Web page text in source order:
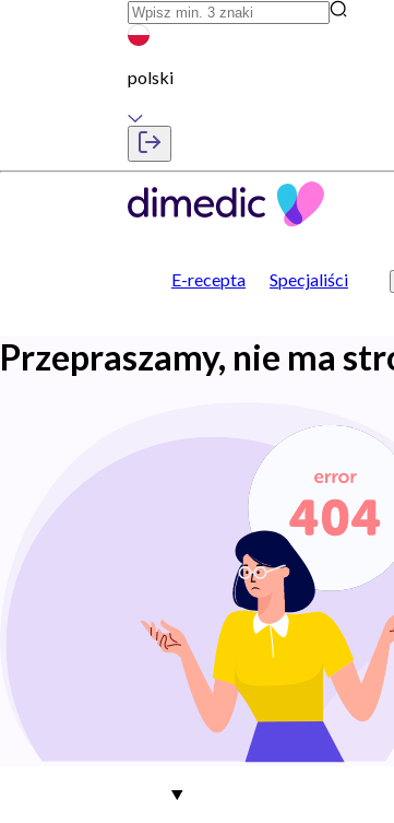
polski
E-recepta Specjaliści
Przepraszamy, nie ma